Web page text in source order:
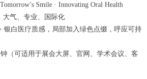
Smile · Innovating Oral Health
气、专业、国际化
白医疗质感，局部加入绿色点缀，呼应可持
（可适用于展会大屏、官网、学术会议、客